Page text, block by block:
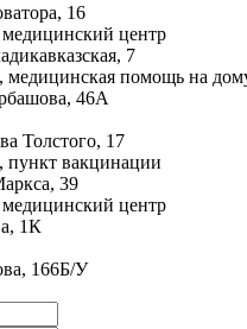
16
центр
7
медицинская помощь на
46А
Толстого, 17
пункт вакцинации
39
центр
1К
166Б/У